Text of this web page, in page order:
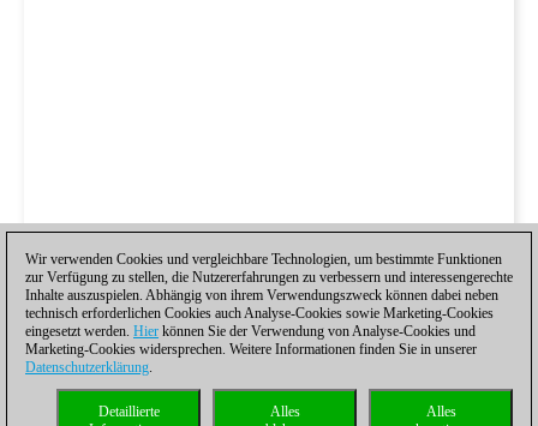
Wir verwenden Cookies und vergleichbare Technologien, um bestimmte Funktionen
zur Verfügung zu stellen, die Nutzererfahrungen zu verbessern und interessengerechte
Inhalte auszuspielen. Abhängig von ihrem Verwendungszweck können dabei neben
technisch erforderlichen Cookies auch Analyse-Cookies sowie Marketing-Cookies
eingesetzt werden. Hier können Sie der Verwendung von Analyse-Cookies und
Marketing-Cookies widersprechen. Weitere Informationen finden Sie in unserer
Datenschutzerklärung.
Alles
Alles
Detaillierte